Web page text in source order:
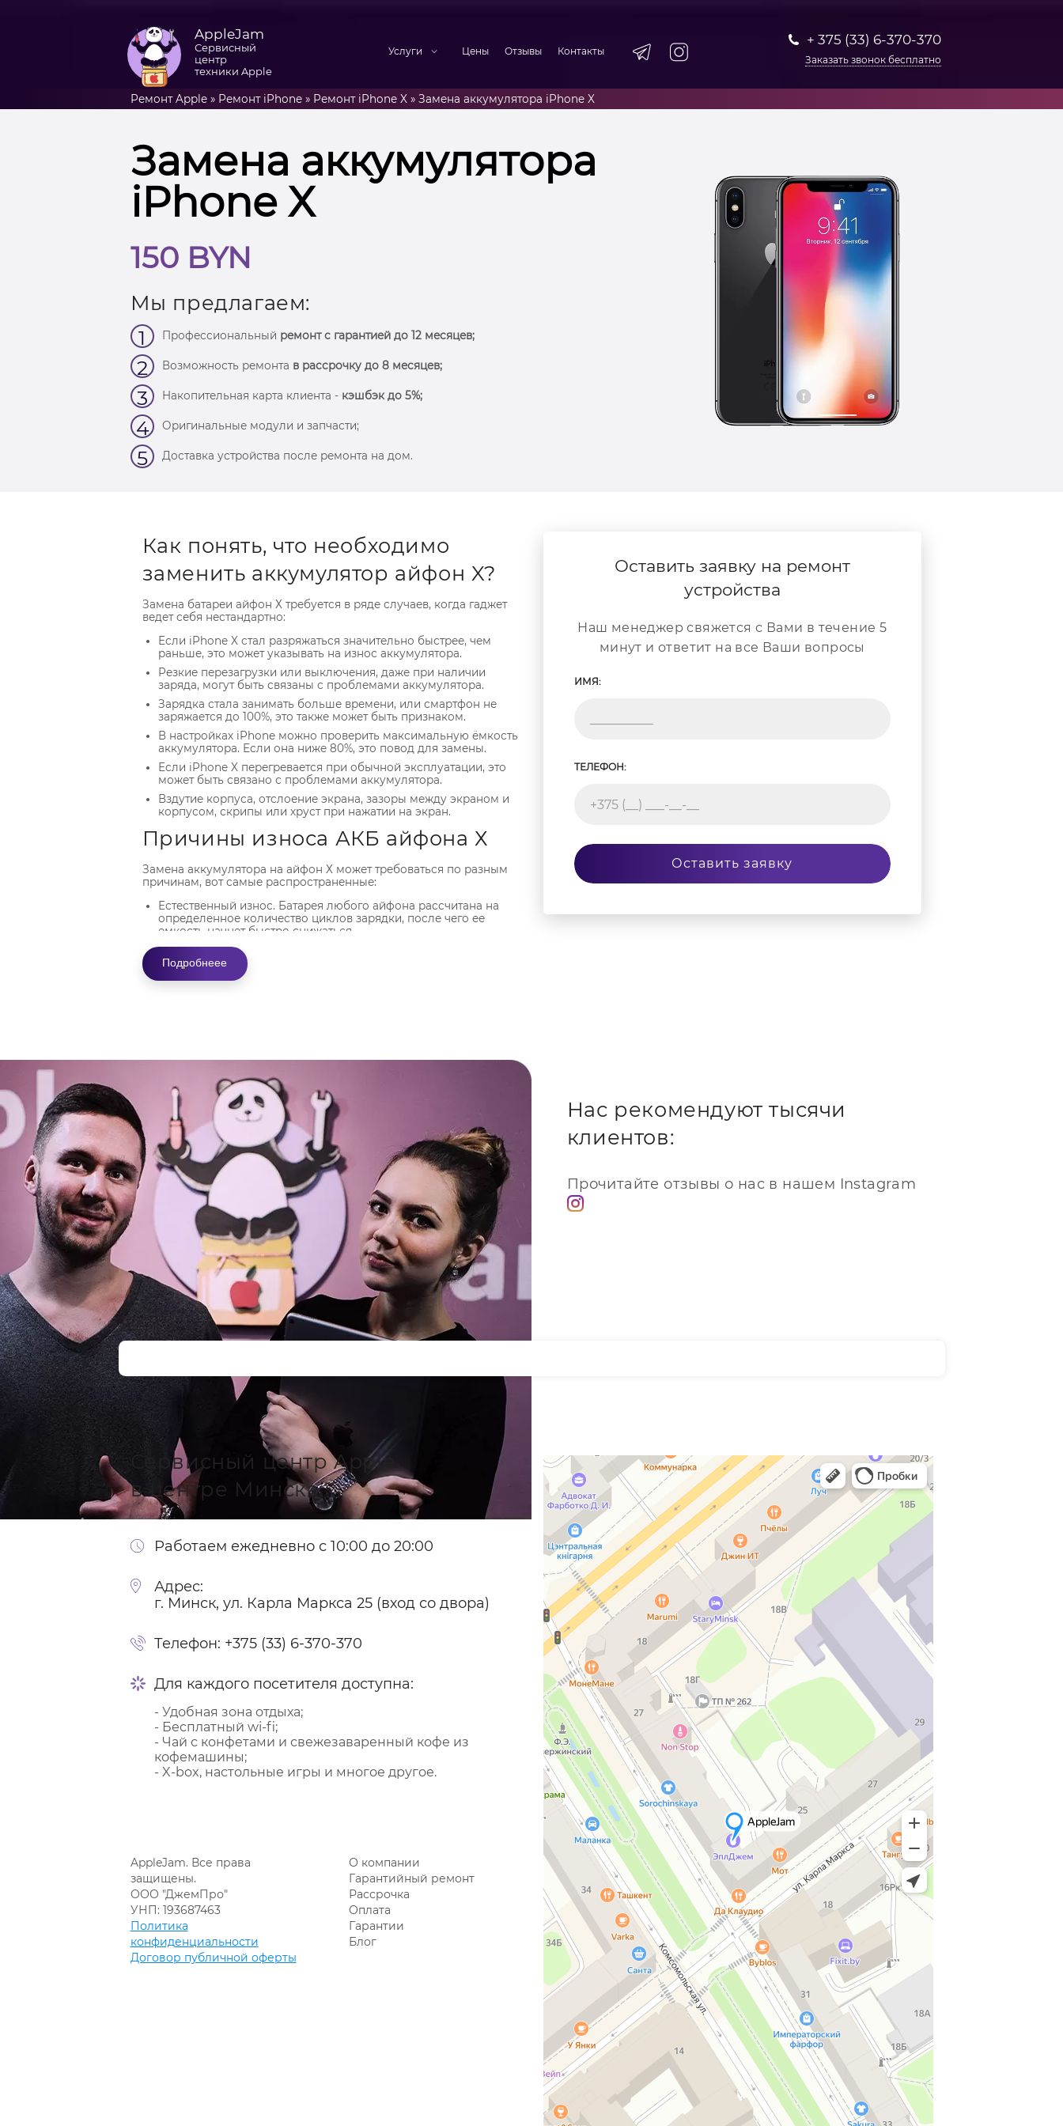
AppleJam
Сервисный
центр
техники Apple
Услуги Цены Отзывы Контакты
+ 375 (33) 6-370-370
Заказать звонок бесплатно
Ремонт Apple» Ремонт iPhone» Ремонт iPhone X» Замена аккумулятора iPhone X
Замена аккумулятора
iPhone X
150 BYN
Мы предлагаем:
1 Профессиональный ремонт с гарантией до 12 месяцев;
2 Возможность ремонта в рассрочку до 8 месяцев;
3 Накопительная карта клиента - кэшбэк до 5%;
4 Оригинальные модули и запчасти;
5 Доставка устройства после ремонта на дом.
Как понять, что необходимо
заменить аккумулятор айфон X?
Замена батареи айфон Х требуется в ряде случаев, когда гаджет
ведет себя нестандартно:
Если iPhone X стал разряжаться значительно быстрее, чем
раньше, это может указывать на износ аккумулятора.
Резкие перезагрузки или выключения, даже при наличии
заряда, могут быть связаны с проблемами аккумулятора.
Зарядка стала занимать больше времени, или смартфон не
заряжается до 100%, это также может быть признаком.
В настройках iPhone можно проверить максимальную ёмкость
аккумулятора. Если она ниже 80%, это повод для замены.
Если iPhone X перегревается при обычной эксплуатации, это
может быть связано с проблемами аккумулятора.
Вздутие корпуса, отслоение экрана, зазоры между экраном и
корпусом, скрипы или хруст при нажатии на экран.
Причины износа АКБ айфона Х
Замена аккумулятора на айфон Х может требоваться по разным
причинам, вот самые распространенные:
Естественный износ. Батарея любого айфона рассчитана на
определенное количество циклов зарядки, после чего ее
емкость начнет быстро снижаться.
Падения с большой высоты, удары о твердые предметы,
попадание в корпус влаги. Все эти повреждения выходят АКБ
из строя, его придется менять.
перепрошивка устройства.
Как происходит замена
аккумулятора в сервисном
центре?
В сервисе AppleJam специалисты в течение 20-60 минут проводят
замену АКБ айфона по всем правилам. Сначала разбирают и
диагностируют состояние гаджета, затем снимают поврежденный
или изношенный аккумулятор, устанавливают новый, снова
собирают и тестируют айфон в присутствии клиента.
Почему лучше заменять батарею у специалистов? Вы не
рискуете, не ждете слишком долго и не переплачиваете. Сколько
стоит замена аккумулятора на айфон Х? Это доступная услуга,
которая обойдется в разы дешевле, чем ремонт сразу нескольких
компонентов. А также вы получите гарантии.
Подробнеее
Оставить заявку на ремонт
устройства
Наш менеджер свяжется с Вами в течение 5
минут и ответит на все Ваши вопросы
ИМЯ:
ТЕЛЕФОН:
Оставить заявку
Нас рекомендуют тысячи
клиентов:
Прочитайте отзывы о нас в нашем Instagram
Сервисный центр Apple
в центре Минска
Работаем ежедневно с 10:00 до 20:00
Адрес:
г. Минск, ул. Карла Маркса 25 (вход со двора)
Телефон: +375 (33) 6-370-370
Для каждого посетителя доступна:
- Удобная зона отдыха;
- Бесплатный wi-fi;
- Чай с конфетами и свежезаваренный кофе из
кофемашины;
- X-box, настольные игры и многое другое.
AppleJam. Все права
защищены.
ООО "ДжемПро"
УНП: 193687463
Политика
конфиденциальности
Договор публичной оферты
О компании
Гарантийный ремонт
Рассрочка
Оплата
Гарантии
Блог